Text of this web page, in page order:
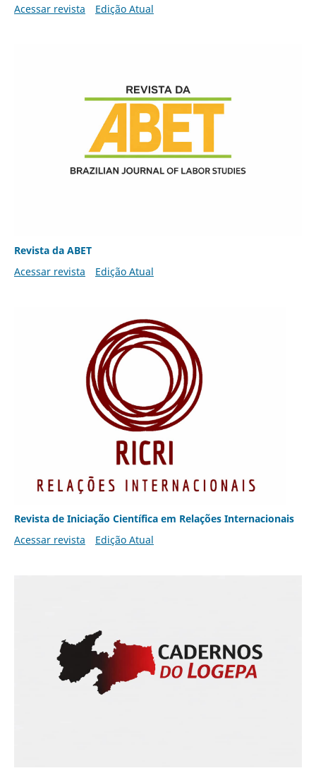
Acessar revista Edição Atual
Revista da ABET
Acessar revista
Edição Atual
Revista de Iniciação Científica em Relações Internacionais
Acessar revista
Edição Atual